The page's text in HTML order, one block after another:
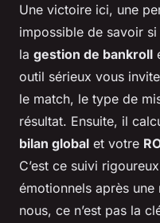
Une victoire ici, une
impossible de savoir
la gestion de bankroll
outil sérieux vous
le match, le type de
résultat. Ensuite, il
bilan global et votre
C’est ce suivi
émotionnels après une
nous, ce n’est pas la